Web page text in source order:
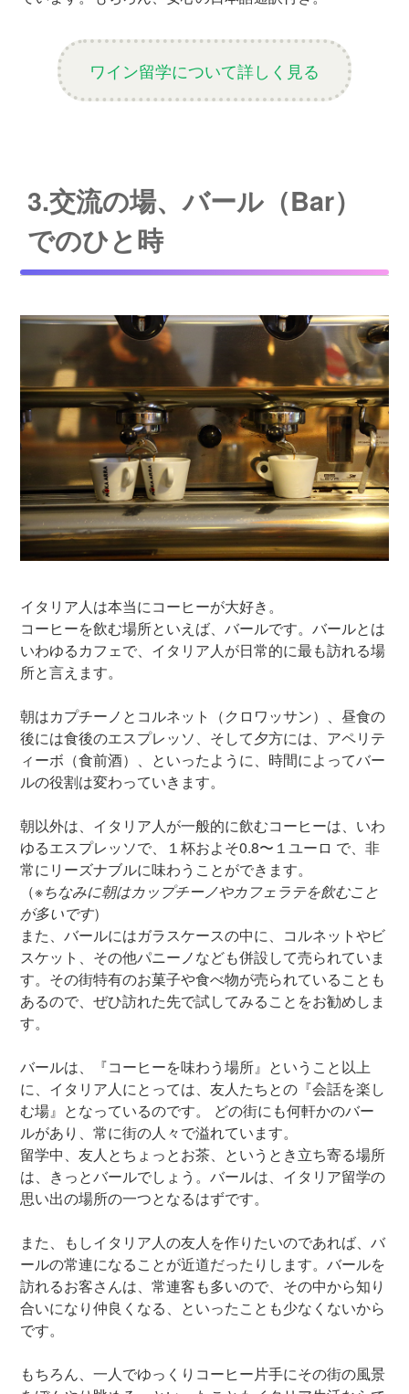
ワイン留学について詳しく見る
3.交流の場、バール（Bar）
でのひと時
イタリア人は本当にコーヒーが大好き。
コーヒーを飲む場所といえば、バールです。バールとは
いわゆるカフェで、イタリア人が日常的に最も訪れる場
所と言えます。
朝はカプチーノとコルネット（クロワッサン）、昼食の
後には食後のエスプレッソ、そして夕方には、アペリテ
ィーボ（食前酒）、といったように、時間によってバー
ルの役割は変わっていきます。
朝以外は、イタリア人が一般的に飲むコーヒーは、いわ
ゆるエスプレッソで、１杯およそ0.8〜１ユーロ で、非
常にリーズナブルに味わうことができます。
（※ちなみに朝はカップチーノやカフェラテを飲むこと
が多いです）
また、バールにはガラスケースの中に、コルネットやビ
スケット、その他パニーノなども併設して売られていま
す。その街特有のお菓子や食べ物が売られていることも
あるので、ぜひ訪れた先で試してみることをお勧めしま
す。
バールは、『コーヒーを味わう場所』ということ以上
に、イタリア人にとっては、友人たちとの『会話を楽し
む場』となっているのです。 どの街にも何軒かのバー
ルがあり、常に街の人々で溢れています。
留学中、友人とちょっとお茶、というとき立ち寄る場所
は、きっとバールでしょう。バールは、イタリア留学の
思い出の場所の一つとなるはずです。
また、もしイタリア人の友人を作りたいのであれば、バ
ールの常連になることが近道だったりします。バールを
訪れるお客さんは、常連客も多いので、その中から知り
合いになり仲良くなる、といったことも少なくないから
です。
もちろん、一人でゆっくりコーヒー片手にその街の風景